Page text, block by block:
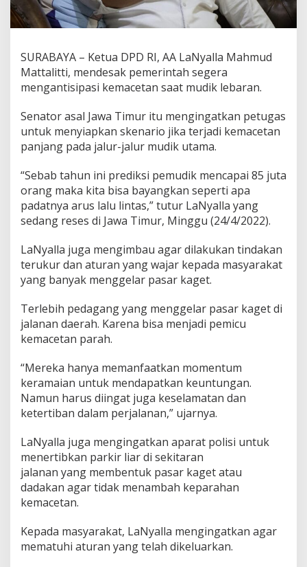
i
n
h
A
n
t
s
i
p
a
i
K
e
m
c
e
a
S
a
a
u
d
k
SURABAYA – Ketua DPD RI, AA LaNyalla Mahmud
Mattalitti, mendesak pemerintah segera
mengantisipasi kemacetan saat mudik lebaran.
Senator asal Jawa Timur itu mengingatkan petugas
untuk menyiapkan skenario jika terjadi kemacetan
panjang pada jalur-jalur mudik utama.
“Sebab tahun ini prediksi pemudik mencapai 85 juta
orang maka kita bisa bayangkan seperti apa
padatnya arus lalu lintas,” tutur LaNyalla yang
sedang reses di Jawa Timur, Minggu (24/4/2022).
LaNyalla juga mengimbau agar dilakukan tindakan
terukur dan aturan yang wajar kepada masyarakat
yang banyak menggelar pasar kaget.
Terlebih pedagang yang menggelar pasar kaget di
jalanan daerah. Karena bisa menjadi pemicu
kemacetan parah.
“Mereka hanya memanfaatkan momentum
keramaian untuk mendapatkan keuntungan.
Namun harus diingat juga keselamatan dan
ketertiban dalam perjalanan,” ujarnya.
LaNyalla juga mengingatkan aparat polisi untuk
menertibkan parkir liar di sekitaran
jalanan yang membentuk pasar kaget atau
dadakan agar tidak menambah keparahan
kemacetan.
Kepada masyarakat, LaNyalla mengingatkan agar
mematuhi aturan yang telah dikeluarkan.